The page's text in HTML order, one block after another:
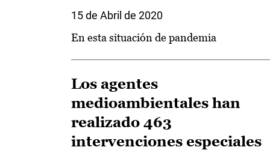
15 de Abril de 2020
En esta situación de pandemia
Los agentes
medioambientales han
realizado 463
intervenciones especiales